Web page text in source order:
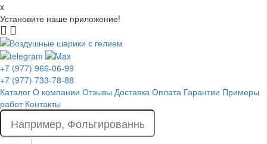
x
Установите наше приложение!
+7 (977) 966-06-99
+7 (977) 733-78-88
Каталог О компании Отзывы Доставка Оплата Гарантии Примеры
работ Контакты